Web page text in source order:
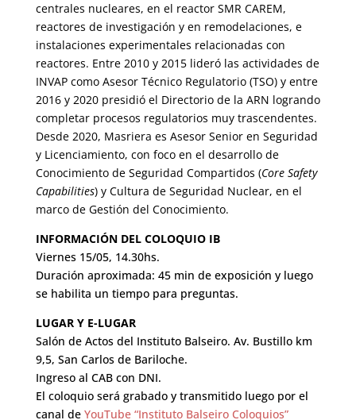
centrales nucleares, en el reactor SMR CAREM,
reactores de investigación y en remodelaciones, e
instalaciones experimentales relacionadas con
reactores. Entre 2010 y 2015 lideró las actividades de
INVAP como Asesor Técnico Regulatorio (TSO) y entre
2016 y 2020 presidió el Directorio de la ARN logrando
completar procesos regulatorios muy trascendentes.
Desde 2020, Masriera es Asesor Senior en Seguridad
y Licenciamiento, con foco en el desarrollo de
Conocimiento de Seguridad Compartidos (Core Safety
Capabilities) y Cultura de Seguridad Nuclear, en el
marco de Gestión del Conocimiento.
INFORMACIÓN DEL COLOQUIO IB
Viernes 15/05, 14.30hs.
Duración aproximada: 45 min de exposición y luego
se habilita un tiempo para preguntas.
LUGAR Y E-LUGAR
Salón de Actos del Instituto Balseiro. Av. Bustillo km
9,5, San Carlos de Bariloche.
Ingreso al CAB con DNI.
El coloquio será grabado y transmitido luego por el
canal deYouTube “Instituto Balseiro Coloquios”